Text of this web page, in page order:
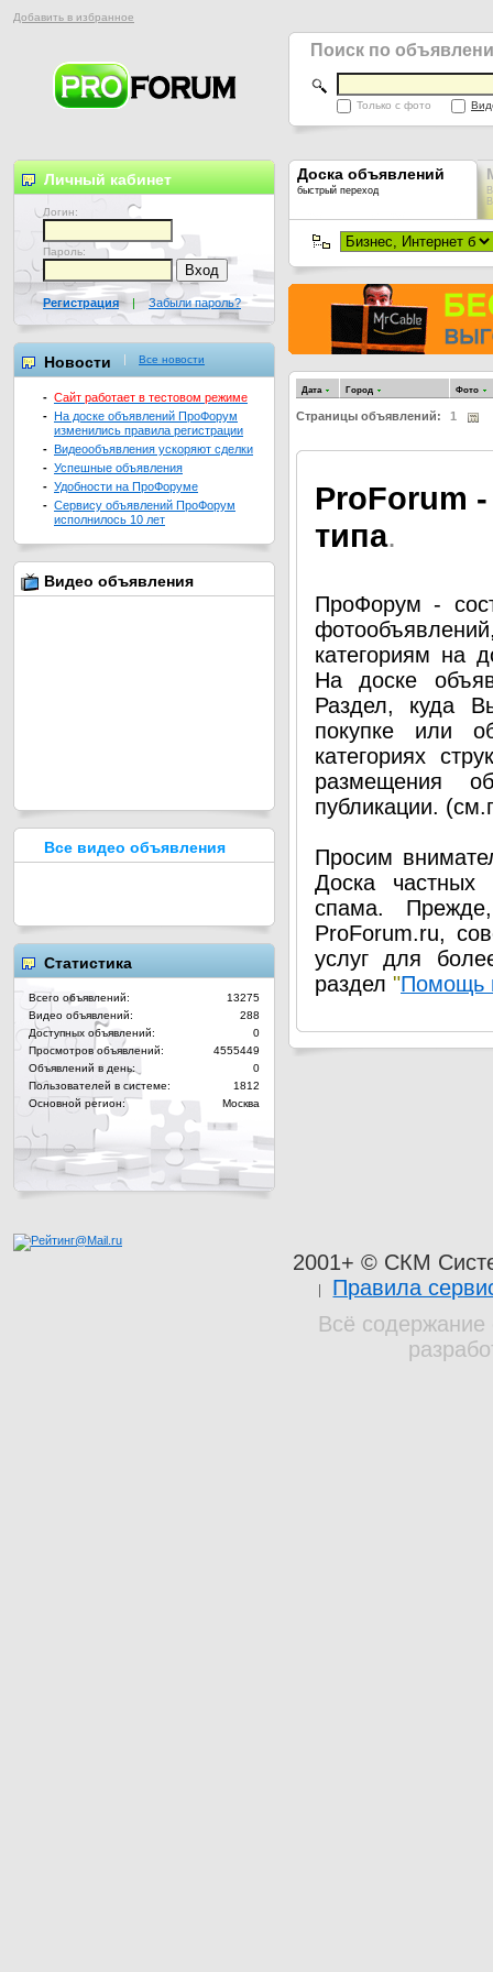
Добавить в избранное
Поиск по
Только с фото
Доска объявлений
быстрый переход
Дата Город Фото
Страницы объявлений: 1
ProForum
типа.
ПроФорум -
категориям на
На доске
Раздел, куда
покупке или
категориях
размещения
публикации.
Просим
Доска частных
спама.
ProForum.ru,
услуг для
раздел "Помощь
Личный кабинет
Логин:
Пароль:
Регистрация | Забыли пароль?
Новости Все новости
- Сайт работает в тестовом режиме
- На доске объявлений ПроФорум
изменились правила регистрации
- Видеообъявления ускоряют сделки
- Успешные объявления
- Удобности на ПроФоруме
- Сервису объявлений ПроФорум
исполнилось 10 лет
Видео объявления
Все видео объявления
Статистика
Всего объявлений:
13275
Видео объявлений:
288
Доступных объявлений:
0
Просмотров объявлений:
4555449
Объявлений в день:
0
Пользователей в системе:
1812
Основной регион:
Москва
2001+ © СКМ
Правила
Всё содержание